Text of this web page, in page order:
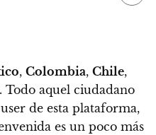
, Colombia, Chile,
. Todo aquel ciudadano
de esta plataforma,
es un poco más